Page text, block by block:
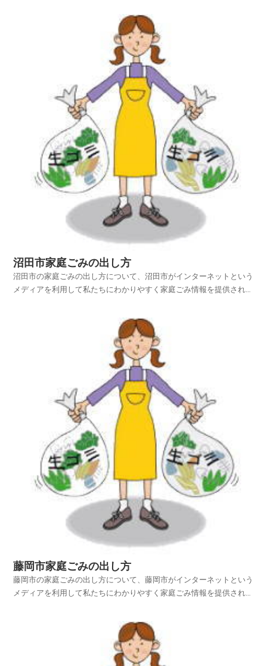
でご活用いただければ幸いです。平成25年4月1日から...
沼田市家庭ごみの出し方
沼田市の家庭ごみの出し方について、沼田市がインターネットという
メディアを利用して私たちにわかりやすく家庭ごみ情報を提供されて
でご活用いただければ幸いです。平成25年4月1日から...
藤岡市家庭ごみの出し方
藤岡市の家庭ごみの出し方について、藤岡市がインターネットという
メディアを利用して私たちにわかりやすく家庭ごみ情報を提供されて
でご活用いただければ幸いです。平成25年4月1日から...